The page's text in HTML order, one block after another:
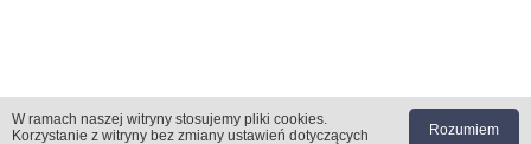
W ramach naszej witryny stosujemy pliki cookies.
Korzystanie z witryny bez zmiany ustawień dotyczących
Rozumiem